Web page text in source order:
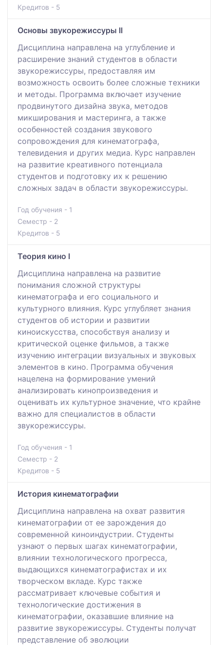
Кредитов - 5
Основы звукорежиссуры ІІ
Дисциплина направлена на углубление и
расширение знаний студентов в области
звукорежиссуры, предоставляя им
возможность освоить более сложные техники
и методы. Программа включает изучение
продвинутого дизайна звука, методов
микширования и мастеринга, а также
особенностей создания звукового
сопровождения для кинематографа,
телевидения и других медиа. Курс направлен
на развитие креативного потенциала
студентов и подготовку их к решению
сложных задач в области звукорежиссуры.
Год обучения - 1
Семестр - 2
Кредитов - 5
Теория кино I
Дисциплина направлена на развитие
понимания сложной структуры
кинематографа и его социального и
культурного влияния. Курс углубляет знания
студентов об истории и развитии
киноискусства, способствуя анализу и
критической оценке фильмов, а также
изучению интеграции визуальных и звуковых
элементов в кино. Программа обучения
нацелена на формирование умений
анализировать кинопроизведения и
оценивать их культурное значение, что крайне
важно для специалистов в области
звукорежиссуры.
Год обучения - 1
Семестр - 2
Кредитов - 5
История кинематографии
Дисциплина направлена на охват развития
кинематографии от ее зарождения до
современной киноиндустрии. Студенты
узнают о первых шагах кинематографии,
влиянии технологического прогресса,
выдающихся кинематографистах и их
творческом вкладе. Курс также
рассматривает ключевые события и
технологические достижения в
кинематографии, оказавшие влияние на
развитие звукорежиссуры. Студенты получат
представление об эволюции